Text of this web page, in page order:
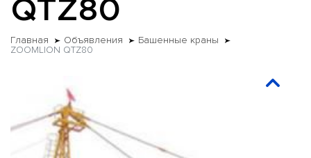
QTZ80
Главная Объявления
Башенные краны
ZOOMLION QTZ80